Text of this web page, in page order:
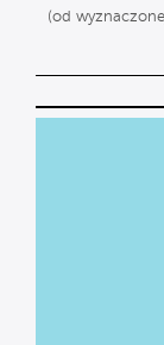
(od